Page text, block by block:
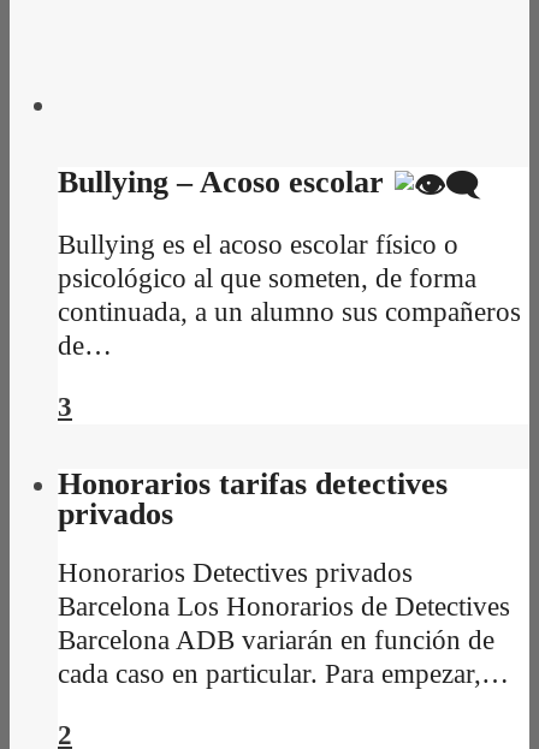
Bullying – Acoso escolar
Bullying es el acoso escolar físico o
psicológico al que someten, de forma
continuada, a un alumno sus compañeros
de…
3
Honorarios tarifas detectives
privados
Honorarios Detectives privados
Barcelona Los Honorarios de Detectives
Barcelona ADB variarán en función de
cada caso en particular. Para empezar,…
2